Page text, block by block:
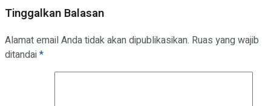
Tinggalkan Balasan
Alamat email Anda tidak akan dipublikasikan. Ruas yang wajib
ditandai*